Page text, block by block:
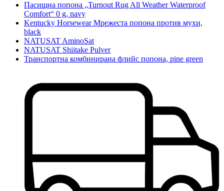
Пасищна попона „Turnout Rug All Weather Waterproof
Comfort“ 0 g, navy
Kentucky Horsewear Мрежеста попона против мухи,
black
NATUSAT AminoSat
NATUSAT Shiitake Pulver
Транспортна комбинирана флийс попона, pine green